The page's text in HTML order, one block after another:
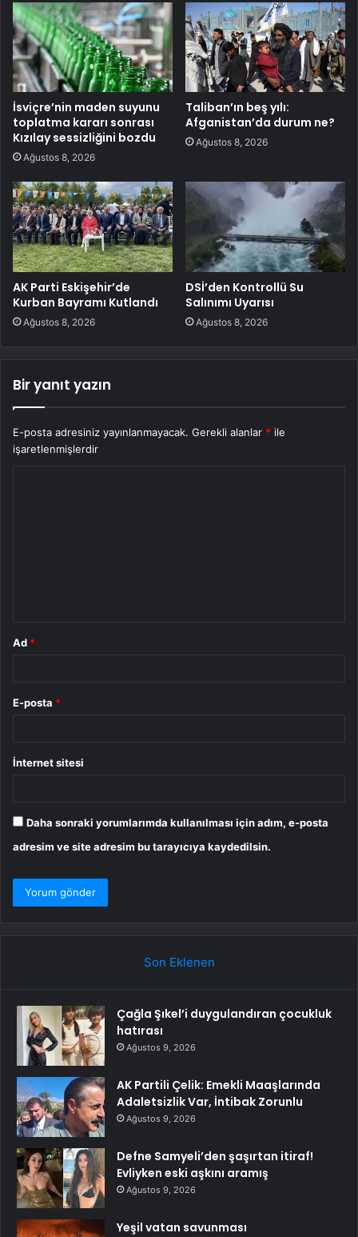
İsviçre’nin maden suyunu
toplatma kararı sonrası
Kızılay sessizliğini bozdu
Ağustos 8, 2026
Taliban’ın beş yılı:
Afganistan’da durum ne?
Ağustos 8, 2026
AK Parti Eskişehir’de
Kurban Bayramı Kutlandı
Ağustos 8, 2026
DSİ’den Kontrollü Su
Salınımı Uyarısı
Ağustos 8, 2026
Bir yanıt yazın
E-posta adresiniz yayınlanmayacak. Gerekli alanlar * ile
işaretlenmişlerdir
Ad *
E-posta *
İnternet sitesi
Daha sonraki yorumlarımda kullanılması için adım, e-posta
adresim ve site adresim bu tarayıcıya kaydedilsin.
Son Eklenen
Çağla Şıkel’i duygulandıran çocukluk
hatırası
Ağustos 9, 2026
AK Partili Çelik: Emekli Maaşlarında
Adaletsizlik Var, İntibak Zorunlu
Ağustos 9, 2026
Defne Samyeli’den şaşırtan itiraf!
Evliyken eski aşkını aramış
Ağustos 9, 2026
Yeşil vatan savunması